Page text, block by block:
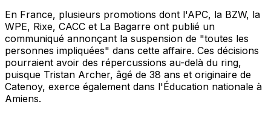
En France, plusieurs promotions dont l'APC, la BZW, la
WPE, Rixe, CACC et La Bagarre ont publié un
communiqué annonçant la suspension de "toutes les
personnes impliquées" dans cette affaire. Ces décisions
pourraient avoir des répercussions au-delà du ring,
puisque Tristan Archer, âgé de 38 ans et originaire de
Catenoy, exerce également dans l'Éducation nationale à
Amiens.